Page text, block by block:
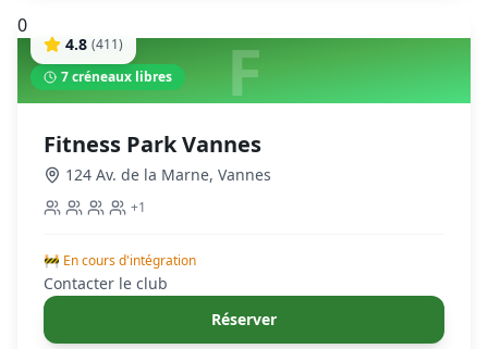
0
F
4.8 (411)
7créneaux libres
Fitness Park Vannes
124 Av. de la Marne, Vannes
+1
🚧 En cours d'intégration
Contacter le club
Réserver